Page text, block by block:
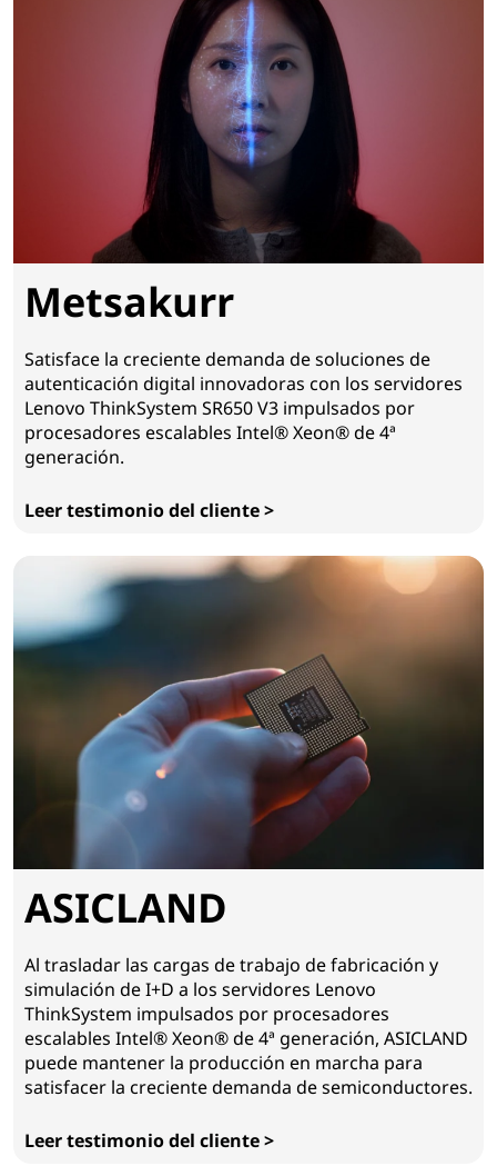
Metsakurr
Satisface la creciente demanda de soluciones de
autenticación digital innovadoras con los servidores
Lenovo ThinkSystem SR650 V3 impulsados por
procesadores escalables Intel® Xeon® de 4ª
generación.
Leer testimonio del cliente >
ASICLAND
Al trasladar las cargas de trabajo de fabricación y
simulación de I+D a los servidores Lenovo
ThinkSystem impulsados por procesadores
escalables Intel® Xeon® de 4ª generación, ASICLAND
puede mantener la producción en marcha para
satisfacer la creciente demanda de semiconductores.
Leer testimonio del cliente >